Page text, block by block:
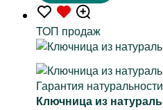
TOП продаж
Гарантия
Ключница из